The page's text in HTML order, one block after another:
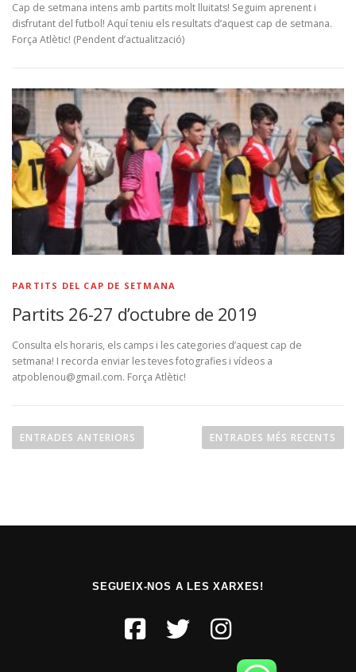
Cap de setmana intens amb partits molt lluitats! Seguim aprenent i
disfrutant del futbol! Aquí teniu els resultats d’aquest cap de setmana.
Força Atlètic! (Pendent d’actualització)
PARTITS DEL CAP DE SETMANA
Partits 26-27 d’octubre de 2019
Consulta els horaris, els camps i les categories d’aquest cap de
setmana! I recorda enviar les teves fotografies i vídeos a
atpoblenou@gmail.com. Força Atlètic!
ENTRADES ANTERIORS ENTRADES MÉS RECENTS
SEGUEIX-NOS A LES XARXES!